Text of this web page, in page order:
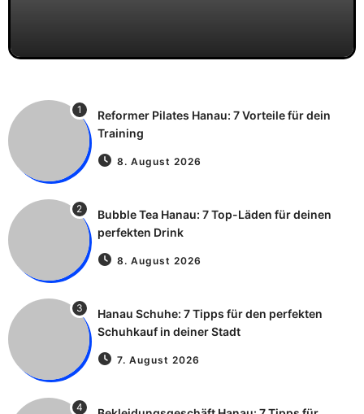
1
Reformer Pilates Hanau: 7 Vorteile für dein
Training
8. August 2026
2
Bubble Tea Hanau: 7 Top-Läden für deinen
perfekten Drink
8. August 2026
3
Hanau Schuhe: 7 Tipps für den perfekten
Schuhkauf in deiner Stadt
7. August 2026
4